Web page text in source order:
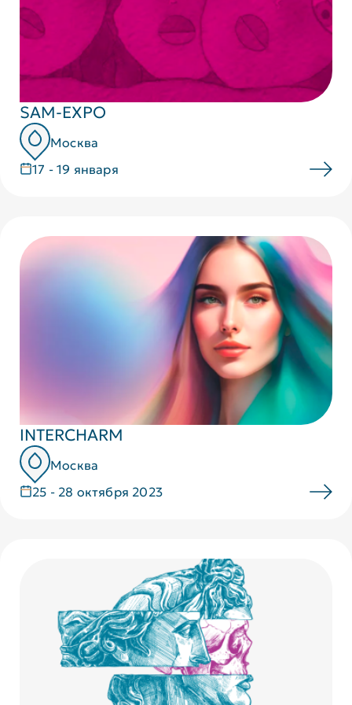
SAM-EXPO
Москва
17 - 19 января
INTERCHARM
Москва
25 - 28 октября 2023